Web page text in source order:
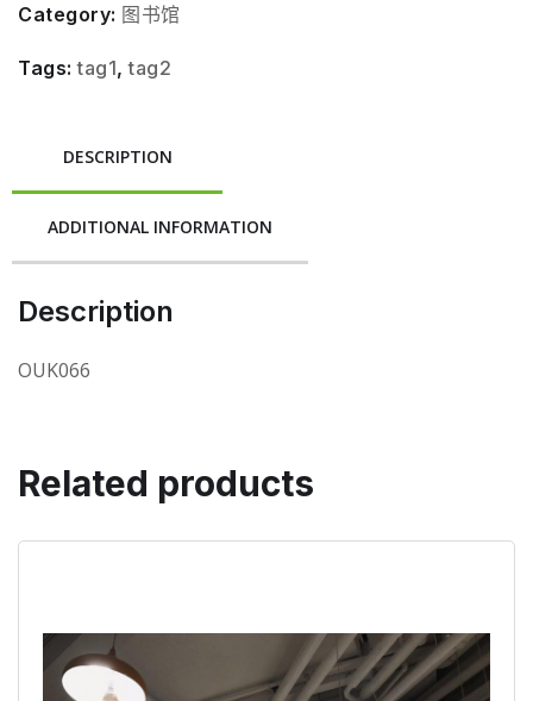
Category: 图书馆
Tags:tag1,tag2
DESCRIPTION
ADDITIONAL INFORMATION
Description
OUK066
Related products